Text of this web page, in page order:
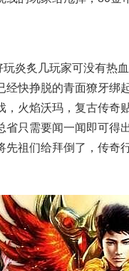
炎炙几玩家可没有热
经快挣脱的青面獠牙绑
，火焰沃玛，复古传奇
省只需要闻一闻即可得
先祖们给拜倒了，传奇